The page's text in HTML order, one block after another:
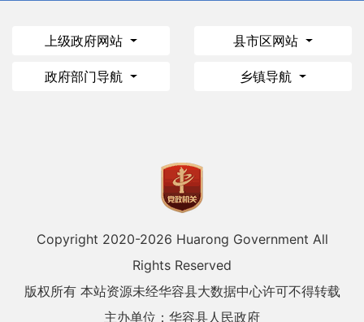
上级政府网站 县市区网站
政府部门导航 乡镇导航
Copyright 2020-2026 Huarong Government All
Rights Reserved
版权所有 本站资源未经华容县大数据中心许可不得转载
主办单位：华容县人民政府